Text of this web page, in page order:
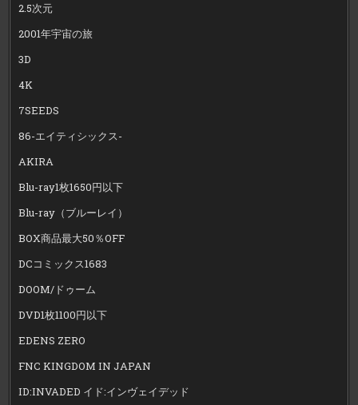
2.5次元
2001年宇宙の旅
3D
4K
7SEEDS
86-エイティシックス-
AKIRA
Blu-ray1枚1650円以下
Blu-ray（ブルーレイ）
BOX商品最大50％OFF
DCコミックス1683
DOOM/ドゥーム
DVD1枚1100円以下
EDENS ZERO
FNC KINGDOM IN JAPAN
ID:INVADED イド:インヴェイデッド